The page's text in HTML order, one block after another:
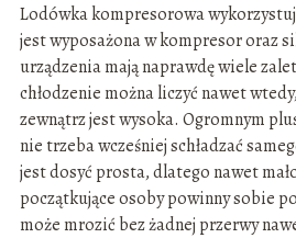
Lodówka kompresorowa
jest wyposażona w kompresor oraz
urządzenia mają naprawdę wiele
chłodzenie można liczyć nawet
zewnątrz jest wysoka. Ogromnym
nie trzeba wcześniej schładzać
jest dosyć prosta, dlatego nawet
początkujące osoby powinny sobie
może mrozić bez żadnej przerwy